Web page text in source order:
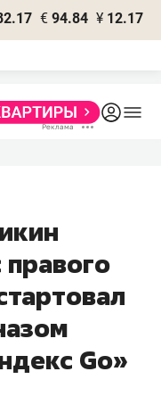
€ 94.84 ¥ 12.17
Go»